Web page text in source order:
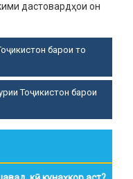
дастовардҳои он
барои то
Тоҷикистон барои